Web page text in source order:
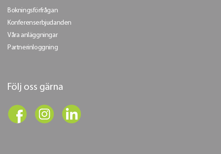
Bokningsförfrågan
Konferenserbjudanden
Våra anläggningar
Partnerinloggning
Följ oss gärna